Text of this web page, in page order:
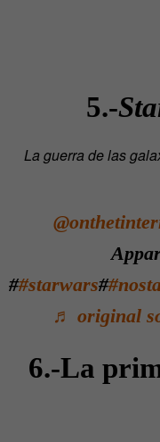
5.-
La guerra de las
##starwars#
♬ original
6.-La